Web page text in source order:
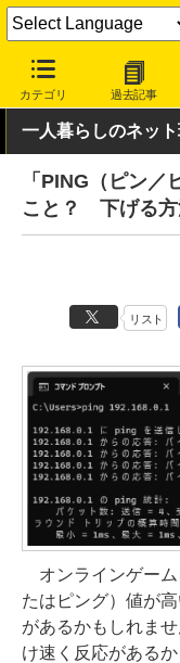
カテゴリ 過去記事
INTERNET Watch トピ
一人暮らしのネッ
「PING（ピン／
こと？ 下げる方
リスト
オンラインゲーム
たはピング）値が
があるかもしれま
け速く反応がある